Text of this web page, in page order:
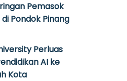
Pemasok
Pondok Pinang
Perluas
AI ke
Kota